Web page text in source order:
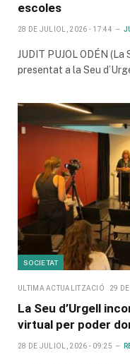
escoles
28 DE JULIOL, 2026 - 17:44
JUDIT PUJOL ODÉN (La
presentat a la Seu
SOCIETAT
ULTIMA ACTUALITZACIÓ 29
La Seu d’Urgell
virtual per poder
28 DE JULIOL, 2026 - 09:25